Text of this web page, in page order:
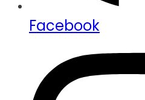
Facebook